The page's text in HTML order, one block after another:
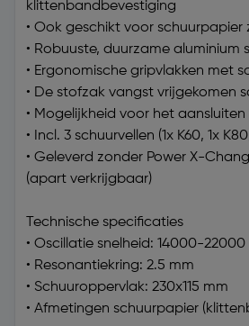
klittenbandbevestiging
• Ook geschikt voor
• Robuuste, duurzame aluminium
• Ergonomische gripvlakken met
• De stofzak vangst vrijgekomen
• Mogelijkheid voor het
• Incl. 3 schuurvellen (1x K60, 1x
• Geleverd zonder Power X-
(apart verkrijgbaar)
Technische specificaties
• Oscillatie snelheid: 14000-
• Resonantiekring: 2.5 mm
• Schuuroppervlak: 230x115 mm
• Afmetingen schuurpapier